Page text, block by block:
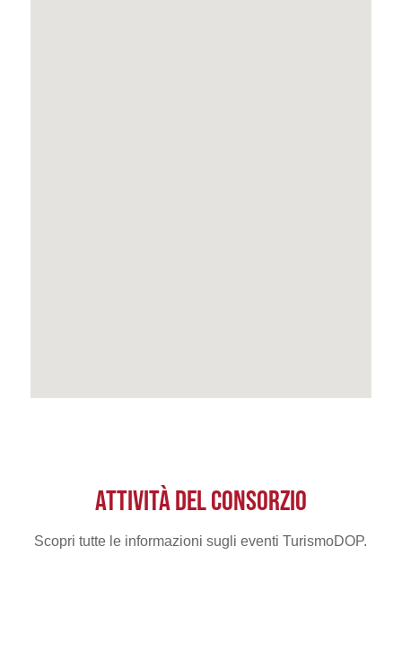
ATTIVITÀ DEL CONSORZIO
Scopri tutte le informazioni sugli eventi TurismoDOP.